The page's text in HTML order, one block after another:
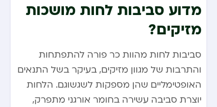
מדוע סביבות לחות מושכות
מזיקים?
סביבות לחות מהוות כר פורה להתפתחות
והתרבות של מגוון מזיקים, בעיקר בשל התנאים
האופטימליים שהן מספקות לשגשוגם. הלחות
יוצרת סביבה עשירה בחומר אורגני מתפרק,